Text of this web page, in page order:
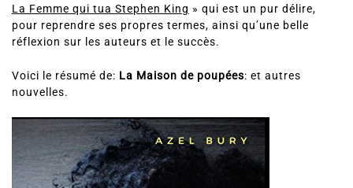
La Femme qui tua Stephen King » qui est un pur délire,
pour reprendre ses propres termes, ainsi qu’une belle
réflexion sur les auteurs et le succès.
Voici le résumé de: La Maison de poupées: et autres
nouvelles.